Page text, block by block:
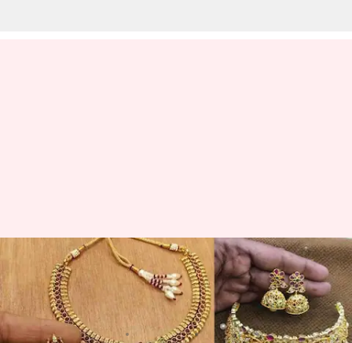
5-வது நாளாக தங்கம்
விலை சரிவு! மகிழ்ச்சியில்
இல்லத்தரசிகள்
எழுதியவர் Siranjeevi Feb 15, 2023 02:14 pm